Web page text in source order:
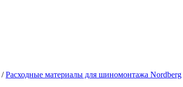
/Расходные материалы для шиномонтажа Nordberg